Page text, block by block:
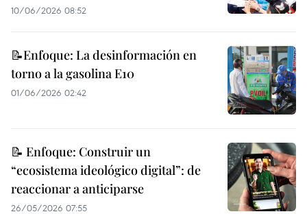
10/06/2026 08:52
📝Enfoque: La desinformación en
torno a la gasolina E10
01/06/2026 02:42
📝 Enfoque: Construir un
“ecosistema ideológico digital”: de
reaccionar a anticiparse
26/05/2026 07:55